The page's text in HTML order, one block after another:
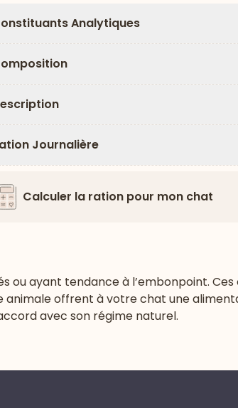
Analytiques
Journalière
Calculer la ration pour mon chat
ou ayant tendance à l’embonpoint.
animale offrent à votre chat une
avec son régime naturel.